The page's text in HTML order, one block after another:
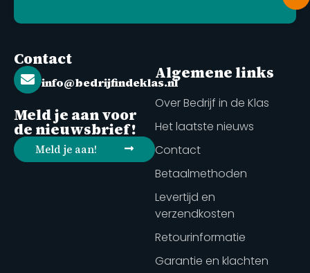
Contact
info@bedrijfindeklas.nl
Meld je aan voor
de nieuwsbrief!
Meld je aan!
Algemene links
Over Bedrijf in de Klas
Het laatste nieuws
Contact
Betaalmethoden
Levertijd en
verzendkosten
Retourinformatie
Garantie en klachten